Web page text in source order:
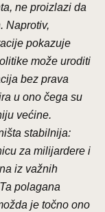
ne proizlazi da
Naprotiv,
pokazuje
može uroditi
bez prava
u ono čega su
većine.
stabilnija:
za milijardere i
iz važnih
polagana
je točno ono